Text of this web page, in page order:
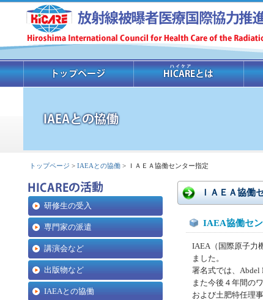
トップページ > IAEAとの協働 > ＩＡＥＡ協働センター指定
研修生の受入
専門家の派遣
講演会など
出版物など
IAEAとの協働
ＩＡＥＡ協働
IAEA協働セ
IAEA（国際原子力
ました。
署名式では、Abdel
また今後４年間の
および土肥特任理